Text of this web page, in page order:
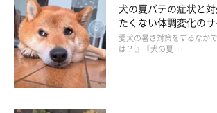
犬の夏バテの症状と
たくない体調変化の
愛犬の暑さ対策をするなか
は？ 』『犬の夏 …